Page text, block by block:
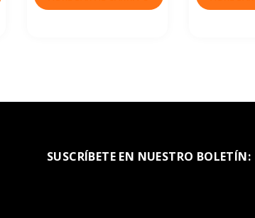
SUSCRÍBETE EN NUESTRO BOLETÍN: